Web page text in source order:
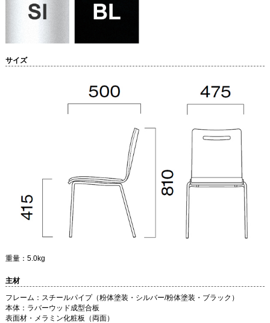
サイズ
重量：5.0kg
主材
フレーム：スチールパイプ（粉体塗装・シルバー/粉体塗装・ブラック）
本体：ラバーウッド成型合板
表面材・メラミン化粧板（両面）